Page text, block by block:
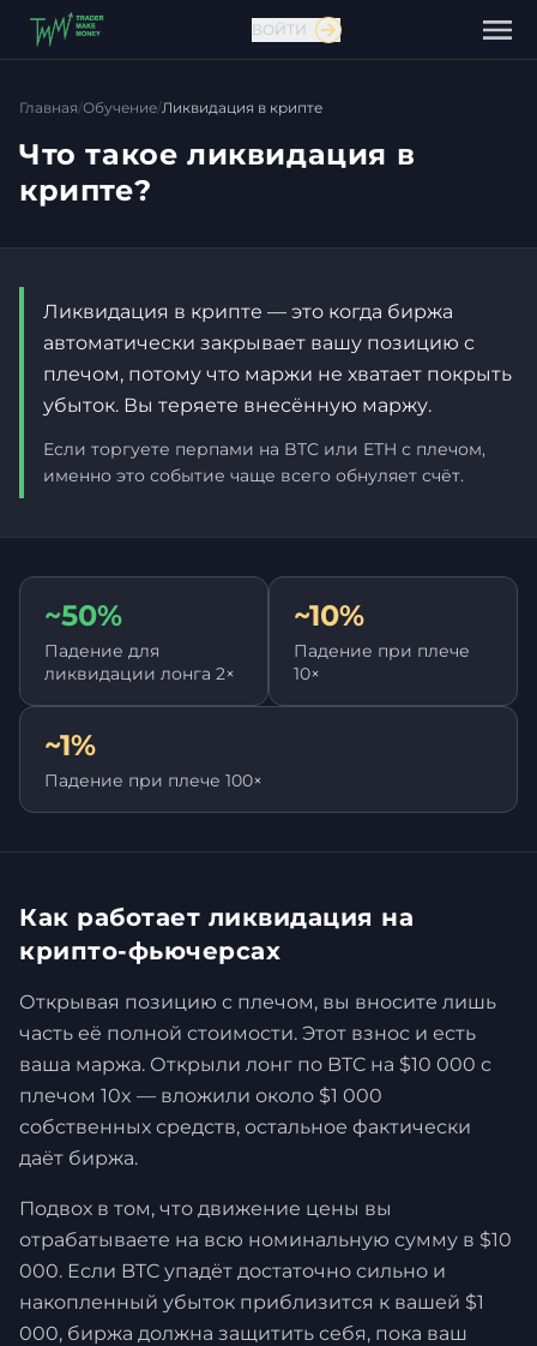
ВОЙТИ
Главная/Обучение/Ликвидация в крипте
Что такое ликвидация в
крипте?
Ликвидация в крипте — это когда биржа
автоматически закрывает вашу позицию с
плечом, потому что маржи не хватает покрыть
убыток. Вы теряете внесённую маржу.
Если торгуете перпами на BTC или ETH с плечом,
именно это событие чаще всего обнуляет счёт.
~50%
Падение для
ликвидации лонга 2×
~10%
Падение при плече
10×
~1%
Падение при плече 100×
Как работает ликвидация на
крипто-фьючерсах
Открывая позицию с плечом, вы вносите лишь
часть её полной стоимости. Этот взнос и есть
ваша маржа. Открыли лонг по BTC на $10 000 с
плечом 10x — вложили около $1 000
собственных средств, остальное фактически
даёт биржа.
Подвох в том, что движение цены вы
отрабатываете на всю номинальную сумму в $10
000. Если BTC упадёт достаточно сильно и
накопленный убыток приблизится к вашей $1
000, биржа должна защитить себя, пока ваш